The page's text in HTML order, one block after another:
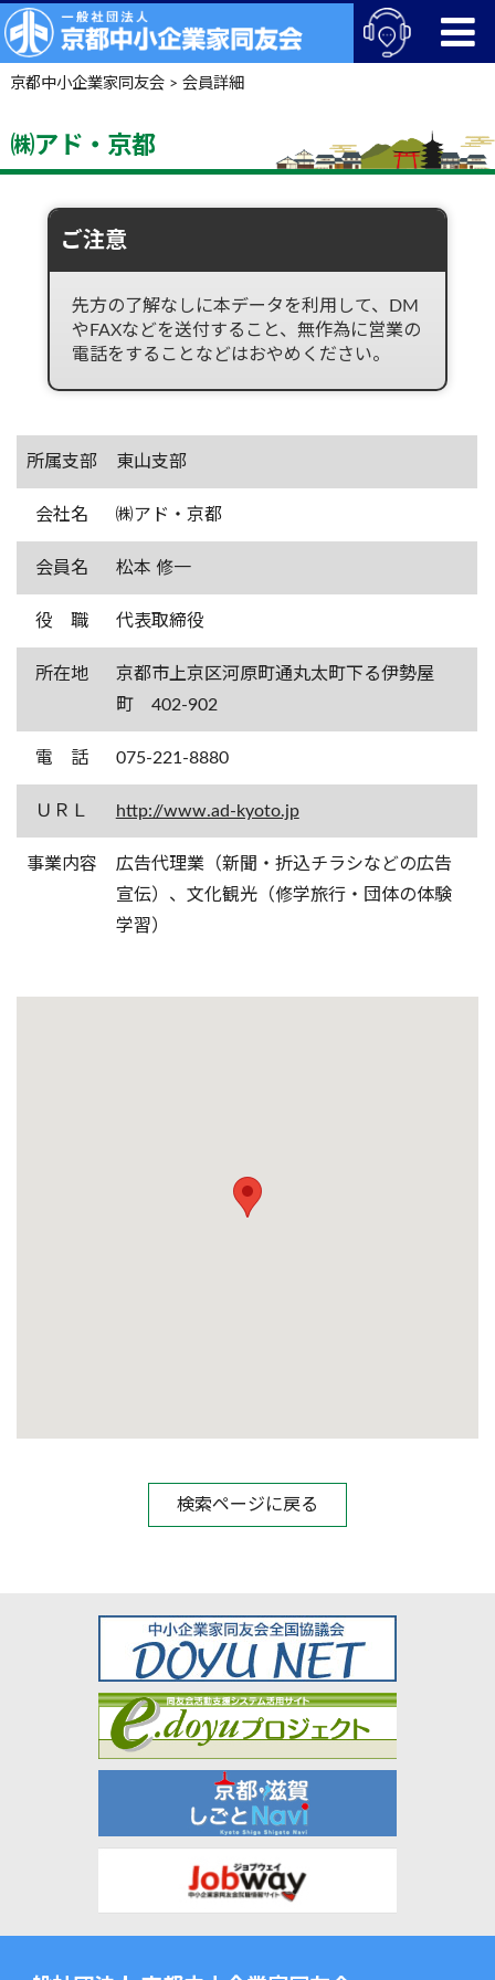
京都中小企業家同友会> 会員詳細
㈱アド・京都
ご注意
先方の了解なしに本データを利用して、DM
やFAXなどを送付すること、無作為に営業の
電話をすることなどはおやめください。
所属支部 東山支部
会社名 ㈱アド・京都
会員名 松本 修一
役 職 代表取締役
所在地
京都市上京区河原町通丸太町下る伊勢屋
町 402-902
電 話 075-221-8880
ＵＲＬ http://www.ad-kyoto.jp
事業内容
広告代理業（新聞・折込チラシなどの広告
宣伝）、文化観光（修学旅行・団体の体験
学習）
検索ページに戻る